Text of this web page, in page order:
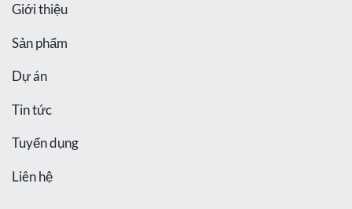
Giới thiệu
Sản phẩm
Dự án
Tin tức
Tuyển dụng
Liên hệ